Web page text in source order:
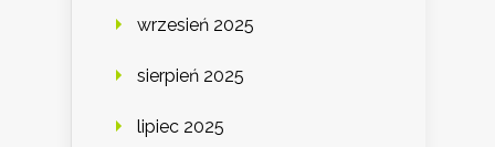
wrzesień 2025
sierpień 2025
lipiec 2025